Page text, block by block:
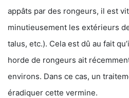
appâts par des rongeurs, il est
minutieusement les extérieurs
talus, etc.). Cela est dû au fait
horde de rongeurs ait
environs. Dans ce cas, un
éradiquer cette vermine.